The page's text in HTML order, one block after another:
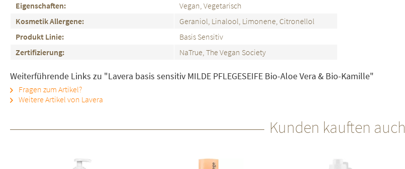
Eigenschaften:
Vegan, Vegetarisch
Kosmetik Allergene:
Geraniol, Linalool, Limonene, Citronellol
Produkt Linie:
Basis Sensitiv
Zertifizierung:
NaTrue, The Vegan Society
Weiterführende Links zu "Lavera basis sensitiv MILDE PFLEGESEIFE Bio-Aloe Vera & Bio-Kamille"
Fragen zum Artikel?
Weitere Artikel von Lavera
Kunden kauften auch